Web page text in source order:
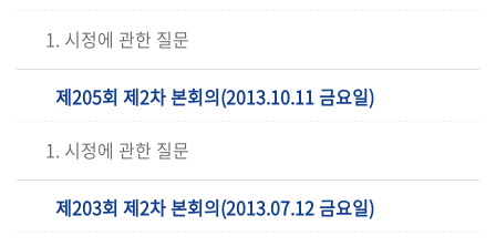
1. 시정에 관한 질문
제205회 제2차 본회의(2013.10.11 금요일)
1. 시정에 관한 질문
제203회 제2차 본회의(2013.07.12 금요일)